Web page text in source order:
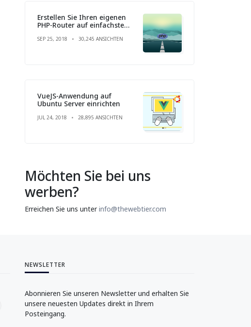
Erstellen Sie Ihren eigenen
PHP-Router auf einfachste
SEP 25, 2018 30,245 ANSICHTEN
VueJS-Anwendung auf
Ubuntu Server einrichten
JUL 24, 2018 28,895 ANSICHTEN
Möchten Sie bei uns
werben?
Erreichen Sie uns unterinfo@thewebtier.com
NEWSLETTER
Abonnieren Sie unseren Newsletter und erhalten Sie
unsere neuesten Updates direkt in Ihrem
Posteingang.